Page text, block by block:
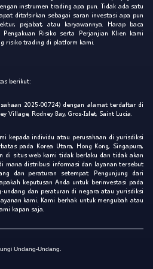
instrumen trading apa pun. Tidak ada satu
ditafsirkan sebagai saran investasi apa pun
pejabat, atau karyawannya. Harap baca
Pengakuan Risiko serta Perjanjian Klien kami
risiko trading di platform kami.
berikut:
2025-00724) dengan alamat terdaftar di
Village, Rodney Bay, Gros-Islet, Saint Lucia.
kepada individu atau perusahaan di yurisdiksi
pada Korea Utara, Hong Kong, Singapura,
di situs web kami tidak berlaku dan tidak akan
mana distribusi informasi dan layanan tersebut
dan peraturan setempat. Pengunjung dari
keputusan Anda untuk berinvestasi pada
undang dan peraturan di negara atau yurisdiksi
kami. Kami berhak untuk mengubah atau
kapan saja.
Undang-Undang.